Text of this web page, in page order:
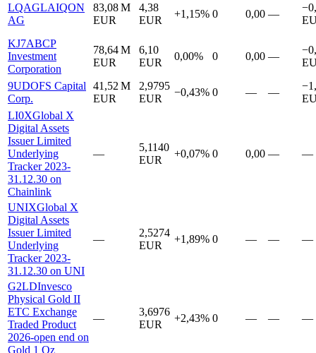
LQAGLAIQON
AG
83,08 M
EUR
4,38
EUR
+1,15% 0 0,00 —
KJ7ABCP
Investment
Corporation
78,64 M
EUR
6,10
EUR
0,00% 0 0,00 —
9UDOFS Capital
Corp.
41,52 M
EUR
2,9795
EUR
−0,43% 0 — —
LI0XGlobal X
Digital Assets
Issuer Limited
Underlying
Tracker 2023-
31.12.30 on
Chainlink
—
5,1140
EUR
+0,07% 0 0,00 — —
UNIXGlobal X
Digital Assets
Issuer Limited
Underlying
Tracker 2023-
31.12.30 on UNI
—
2,5274
EUR
+1,89% 0 — — —
G2LDInvesco
Physical Gold II
ETC Exchange
Traded Product
2026-open end on
Gold 1 Oz
—
3,6976
EUR
+2,43% 0 — — —